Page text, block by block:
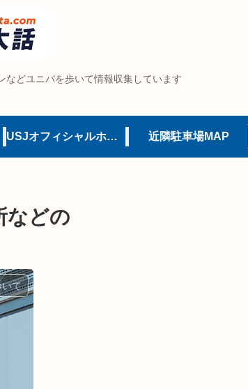
どユニバを歩いて情報収集しています
USJオフィシャルホテル 近隣駐車場MAP
などの
いて